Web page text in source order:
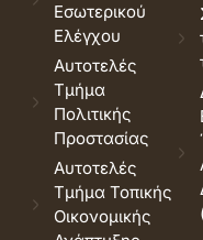
Εσωτερικού
Ελέγχου
Αυτοτελές
Τμήμα
Πολιτικής
Προστασίας
Αυτοτελές
Τμήμα Τοπικής
Οικονομικής